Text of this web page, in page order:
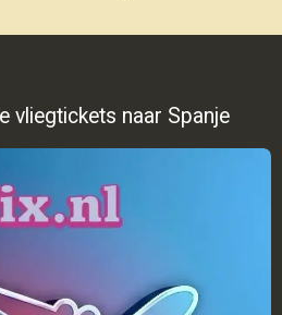
vliegtickets naar Spanje